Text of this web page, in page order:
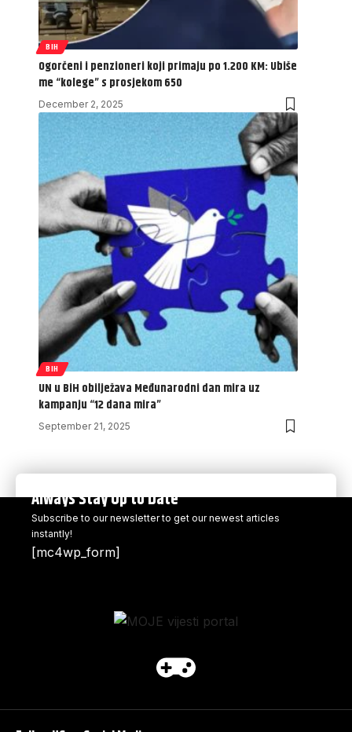
BIH
Ogorčeni i penzioneri koji primaju po 1.200 KM: Ubiše
me “kolege” s prosjekom 650
December 2, 2025
BIH
UN u BiH obilježava Međunarodni dan mira uz
kampanju “12 dana mira”
September 21, 2025
Always Stay Up to Date
Subscribe to our newsletter to get our newest articles
instantly!
[mc4wp_form]